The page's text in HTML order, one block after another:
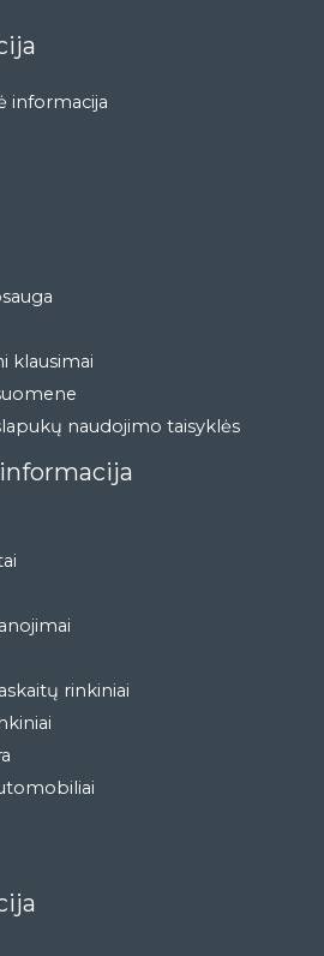
informacija
klausimai
naudojimo taisyklės
rinkiniai